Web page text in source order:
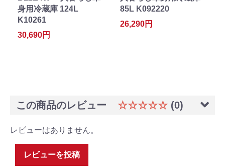
身用冷蔵庫 124L
K10261
30,690円
85L K092220
26,290円
この商品のレビュー ☆☆☆☆☆ (0)
レビューはありません。
レビューを投稿